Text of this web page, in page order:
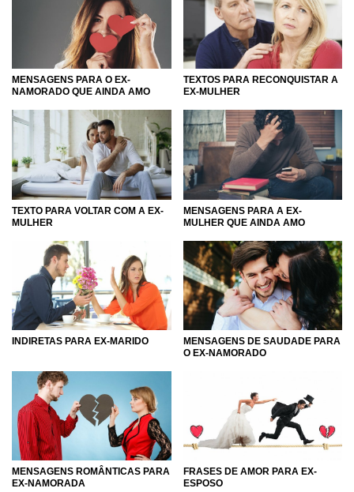
MENSAGENS PARA O EX-
NAMORADO QUE AINDA AMO
TEXTOS PARA RECONQUISTAR A
EX-MULHER
TEXTO PARA VOLTAR COM A EX-
MULHER
MENSAGENS PARA A EX-
MULHER QUE AINDA AMO
INDIRETAS PARA EX-MARIDO
MENSAGENS DE SAUDADE PARA
O EX-NAMORADO
MENSAGENS ROMÂNTICAS PARA
EX-NAMORADA
FRASES DE AMOR PARA EX-
ESPOSO